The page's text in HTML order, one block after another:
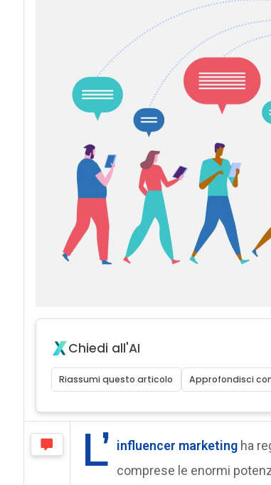
Chiedi all'AI
Riassumi questo articolo Approfondisci
L’ influencer marketing ha
comprese le enormi